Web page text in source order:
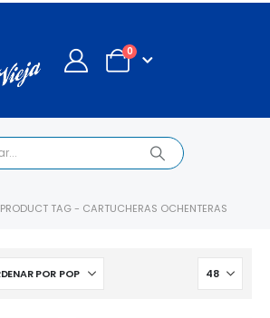
0
PRODUCT TAG - CARTUCHERAS OCHENTERAS